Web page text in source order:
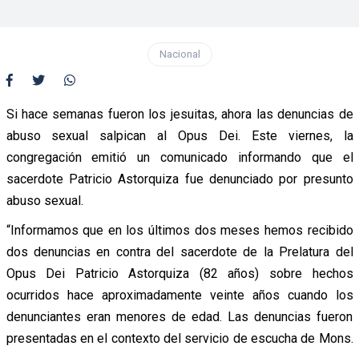
Nacional
Si hace semanas fueron los jesuitas, ahora las denuncias de
abuso sexual salpican al Opus Dei. Este viernes, la
congregación emitió un comunicado informando que el
sacerdote Patricio Astorquiza fue denunciado por presunto
abuso sexual.
“Informamos que en los últimos dos meses hemos recibido
dos denuncias en contra del sacerdote de la Prelatura del
Opus Dei Patricio Astorquiza (82 años) sobre hechos
ocurridos hace aproximadamente veinte años cuando los
denunciantes eran menores de edad. Las denuncias fueron
presentadas en el contexto del servicio de escucha de Mons.